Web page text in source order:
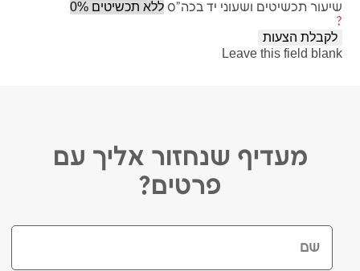
שיעור תכשיטים ושעוני יד בכה"ס
?
Leave this field blank
מעדיף שנחזור אליך עם
פרטים?
שם